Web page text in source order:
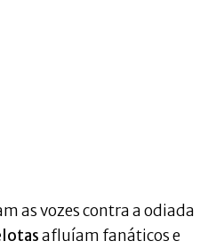
as vozes contra a odiada
afluíam fanáticos e